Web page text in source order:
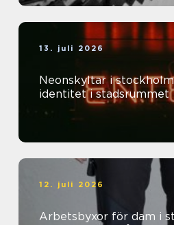
13. juli 2026
Neonskyltar i stockholm när ljus
identitet i stadsrummet
12. juli 2026
Arbetsbyxor för dam i